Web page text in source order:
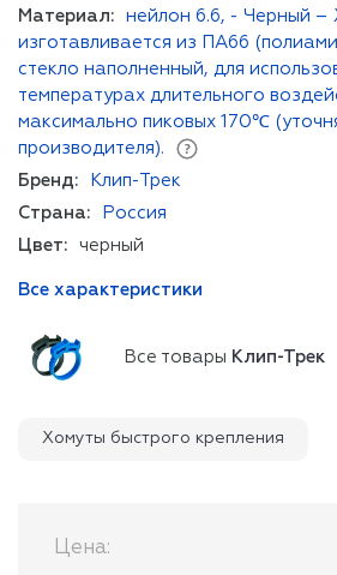
Материал:
нейлон 6.6, - Черный –
изготавливается из ПА66
стекло наполненный, для
температурах длительного
максимально пиковых 170℃
производителя).
Бренд:
Клип-Трек
Страна:
Россия
Цвет:
черный
Все характеристики
Все товары Клип-Трек
Хомуты быстрого крепления
Цена: